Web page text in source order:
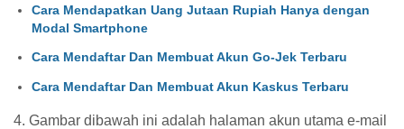
Cara Mendapatkan Uang Jutaan Rupiah Hanya dengan
Modal Smartphone
Cara Mendaftar Dan Membuat Akun Go-Jek Terbaru
Cara Mendaftar Dan Membuat Akun Kaskus Terbaru
4. Gambar dibawah ini adalah halaman akun utama e-mail